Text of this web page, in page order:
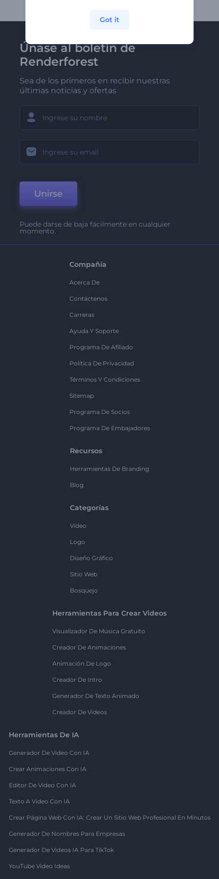
Únase al boletín de
Renderforest
Sea de los primeros en recibir nuestras
últimas noticias y ofertas
Unirse
Puede darse de baja fácilmente en cualquier
momento.
Compañía
Acerca De
Contáctenos
Carreras
Ayuda Y Soporte
Programa De Afiliado
Política De Privacidad
Términos Y Condiciones
Sitemap
Programa De Socios
Programa De Embajadores
Recursos
Herramientas De Branding
Blog
Categorías
Vídeo
Logo
Diseño Gráfico
Sitio Web
Bosquejo
Herramientas Para Crear Videos
Visualizador De Música Gratuito
Creador De Animaciones
Animación De Logo
Creador De Intro
Generador De Texto Animado
Creador De Videos
Herramientas De IA
Generador De Video Con IA
Crear Animaciones Con IA
Editor De Video Con IA
Texto A Video Con IA
Crear Página Web Con IA: Crear Un Sitio Web Profesional En Minutos
Generador De Nombres Para Empresas
Generador De Videos IA Para TikTok
YouTube Video Ideas
Got it